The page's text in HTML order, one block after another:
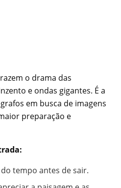
o drama das
e ondas gigantes. É a
em busca de imagens
preparação e
tempo antes de sair.